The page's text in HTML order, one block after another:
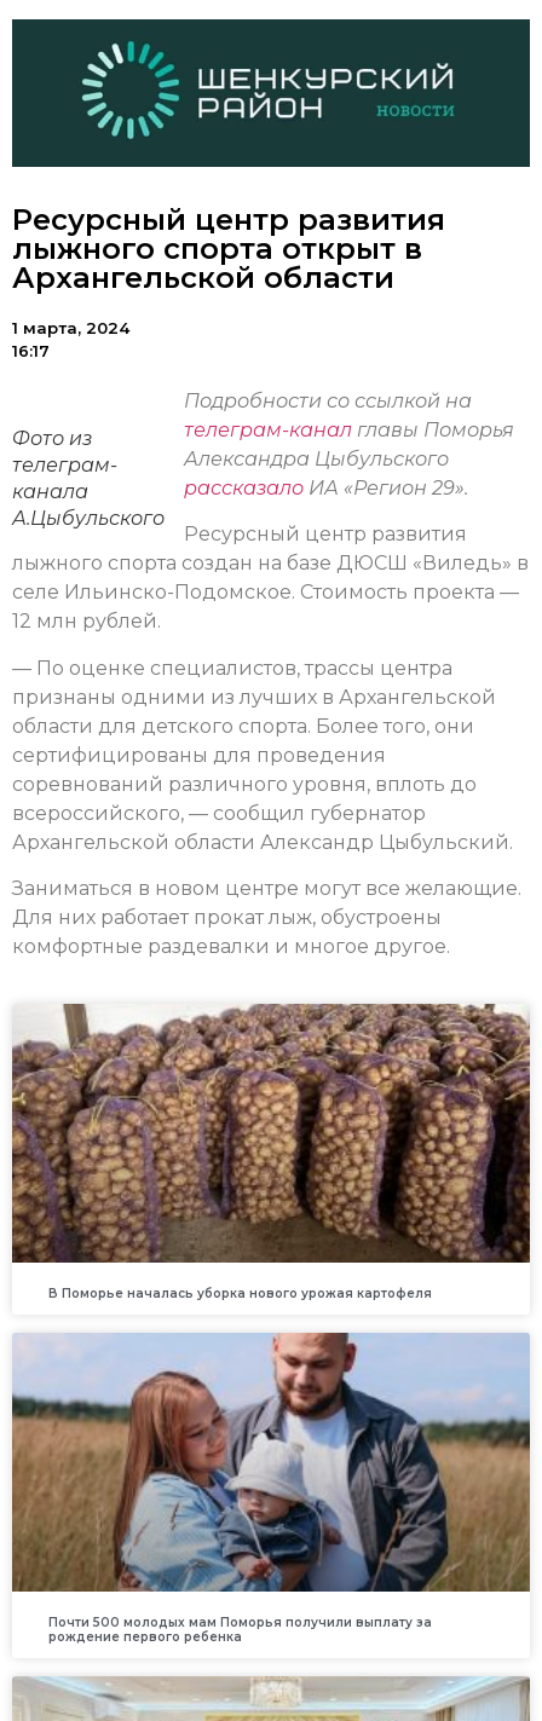
Ресурсный центр развития
лыжного спорта открыт в
Архангельской области
1 марта, 2024
16:17
Фото из
телеграм-
канала
А.Цыбульского
Подробности со ссылкой на
телеграм-канал главы Поморья
Александра Цыбульского
рассказало ИА «Регион 29».
Ресурсный центр развития
лыжного спорта создан на базе ДЮСШ «Виледь» в
селе Ильинско-Подомское. Стоимость проекта —
12 млн рублей.
— По оценке специалистов, трассы центра
признаны одними из лучших в Архангельской
области для детского спорта. Более того, они
сертифицированы для проведения
соревнований различного уровня, вплоть до
всероссийского, — сообщил губернатор
Архангельской области Александр Цыбульский.
Заниматься в новом центре могут все желающие.
Для них работает прокат лыж, обустроены
комфортные раздевалки и многое другое.
В Поморье началась уборка нового урожая картофеля
Почти 500 молодых мам Поморья получили выплату за
рождение первого ребенка